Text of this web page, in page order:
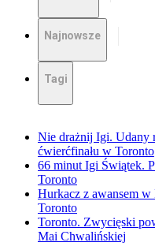
Najnowsze
Tagi
Nie drażnij Igi. Udany
ćwierćfinału w Toronto
66 minut Igi Świątek.
Toronto
Hurkacz z awansem
Toronto
Toronto. Zwycięski
Mai Chwalińskiej